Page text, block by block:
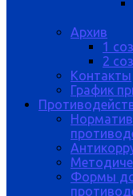
Архив
1
2
Контакты
График
Формы